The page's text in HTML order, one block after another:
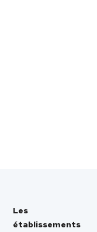
Les
établissements